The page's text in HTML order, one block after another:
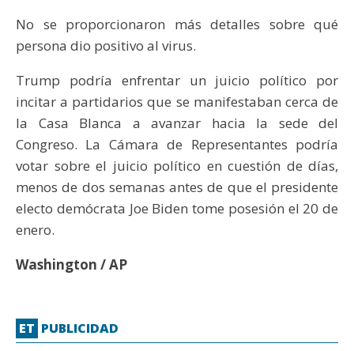
No se proporcionaron más detalles sobre qué
persona dio positivo al virus.
Trump podría enfrentar un juicio político por
incitar a partidarios que se manifestaban cerca de
la Casa Blanca a avanzar hacia la sede del
Congreso. La Cámara de Representantes podría
votar sobre el juicio político en cuestión de días,
menos de dos semanas antes de que el presidente
electo demócrata Joe Biden tome posesión el 20 de
enero.
Washington / AP
ET PUBLICIDAD